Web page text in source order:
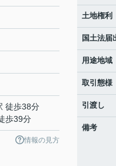
徒歩38分
歩39分
情報の見方
土地権利
国土法届
用途地域
取引態様
引渡し
備考